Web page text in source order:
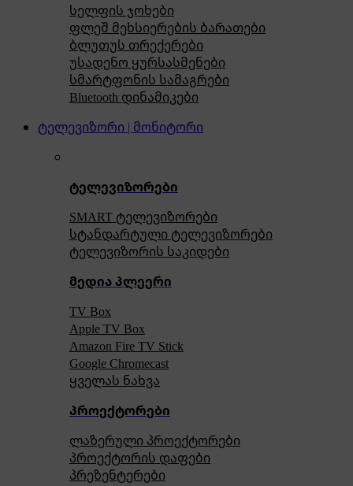
სელფის ჯოხები
ფლეშ მეხსიერების ბარათები
ბლუთუს თრექერები
უსადენო ყურსასმენები
სმარტფონის სამაგრები
Bluetooth დინამიკები
ტელევიზორი | მონიტორი
ტელევიზორები
SMART ტელევიზორები
სტანდარტული ტელევიზორები
ტელევიზორის საკიდები
მედია პლეერი
TV Box
Apple TV Box
Amazon Fire TV Stick
Google Chromecast
ყველას ნახვა
პროექტორები
ლაზერული პროექტორები
პროექტორის დაფები
პრეზენტერები